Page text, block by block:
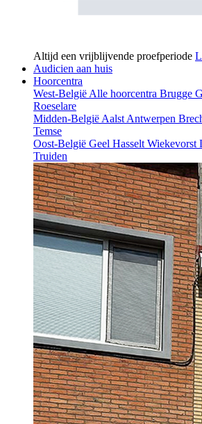
Altijd een vrijblijvende proefperiode
Audicien aan huis
Hoorcentra
West-België Alle hoorcentra Brugge
Roeselare
Midden-België Aalst Antwerpen
Temse
Oost-België Geel Hasselt Wiekevorst
Truiden